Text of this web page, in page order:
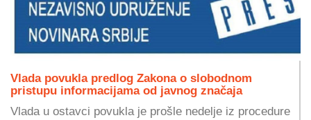
Vlada povukla predlog Zakona o slobodnom
pristupu informacijama od javnog značaja
Vlada u ostavci povukla je prošle nedelje iz procedure